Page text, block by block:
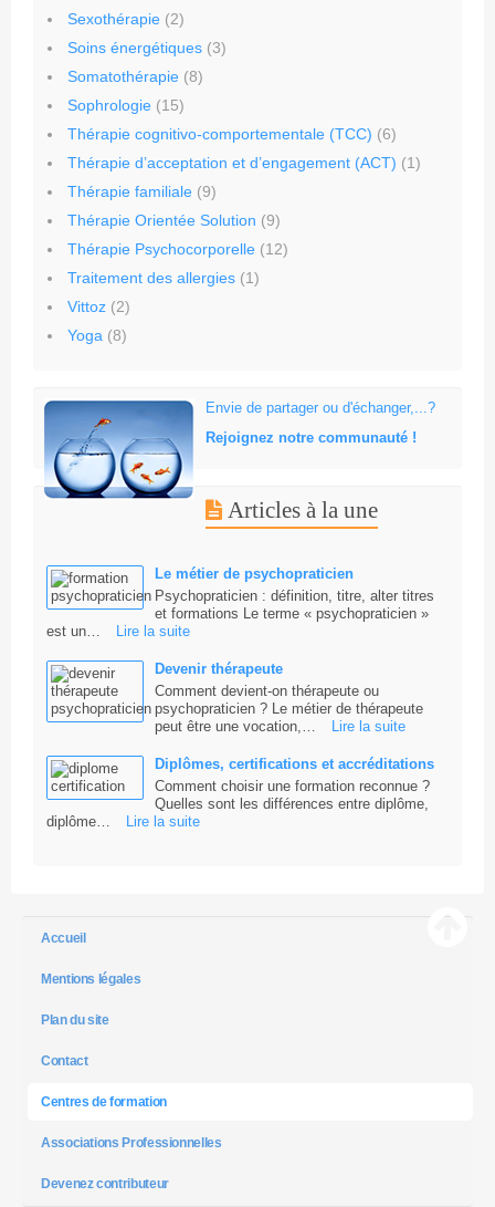
Sexothérapie (2)
Soins énergétiques (3)
Somatothérapie (8)
Sophrologie (15)
Thérapie cognitivo-comportementale (TCC) (6)
Thérapie d’acceptation et d’engagement (ACT) (1)
Thérapie familiale (9)
Thérapie Orientée Solution (9)
Thérapie Psychocorporelle (12)
Traitement des allergies (1)
Vittoz (2)
Yoga (8)
Envie de partager ou d'échanger,...?
Rejoignez notre communauté !
Articles à la une
Le métier de psychopraticien
Psychopraticien : définition, titre, alter titres
et formations Le terme « psychopraticien »
est un…
Lire la suite
Devenir thérapeute
Comment devient-on thérapeute ou
psychopraticien ? Le métier de thérapeute
peut être une vocation,…
Lire la suite
Diplômes, certifications et accréditations
Comment choisir une formation reconnue ?
Quelles sont les différences entre diplôme,
diplôme…
Lire la suite
Accueil
Mentions légales
Plan du site
Contact
Centres de formation
Associations Professionnelles
Devenez contributeur